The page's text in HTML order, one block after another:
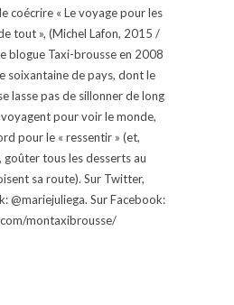
coécrire « Le voyage pour les
tout », (Michel Lafon, 2015 /
blogue Taxi-brousse en 2008
soixantaine de pays, dont le
lasse pas de sillonner de long
pour voir le monde,
pour le « ressentir » (et,
goûter tous les desserts au
sa route). Sur Twitter,
@mariejuliega. Sur Facebook:
montaxibrousse/